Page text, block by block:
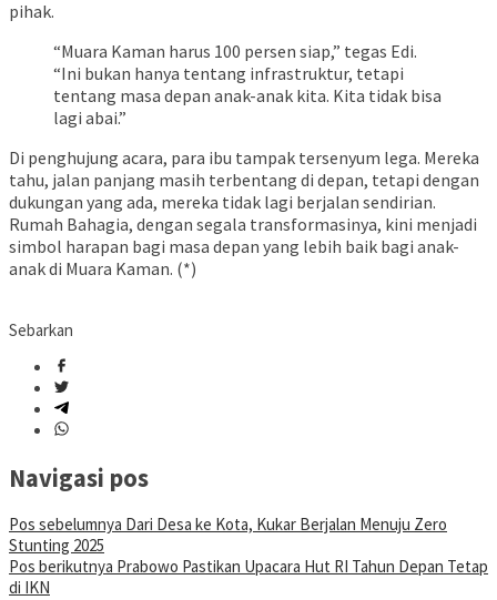
pihak.
“Muara Kaman harus 100 persen siap,” tegas Edi.
“Ini bukan hanya tentang infrastruktur, tetapi
tentang masa depan anak-anak kita. Kita tidak bisa
lagi abai.”
Di penghujung acara, para ibu tampak tersenyum lega. Mereka
tahu, jalan panjang masih terbentang di depan, tetapi dengan
dukungan yang ada, mereka tidak lagi berjalan sendirian.
Rumah Bahagia, dengan segala transformasinya, kini menjadi
simbol harapan bagi masa depan yang lebih baik bagi anak-
anak di Muara Kaman. (*)
Sebarkan
Navigasi pos
Pos sebelumnya Dari Desa ke Kota, Kukar Berjalan Menuju Zero
Stunting 2025
Pos berikutnya Prabowo Pastikan Upacara Hut RI Tahun Depan Tetap
di IKN